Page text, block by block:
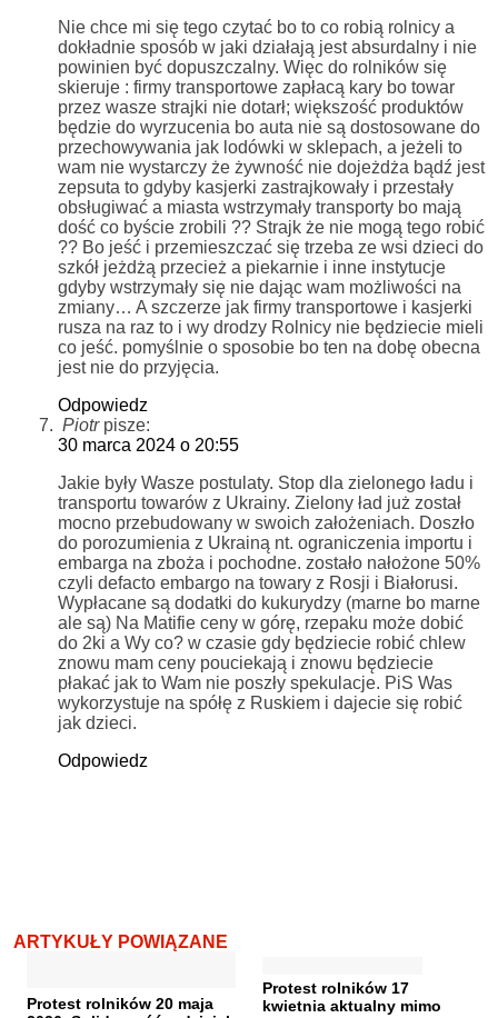
Nie chce mi się tego czytać bo to co robią rolnicy a
dokładnie sposób w jaki działają jest absurdalny i nie
powinien być dopuszczalny. Więc do rolników się
skieruje : firmy transportowe zapłacą kary bo towar
przez wasze strajki nie dotarł; większość produktów
będzie do wyrzucenia bo auta nie są dostosowane do
przechowywania jak lodówki w sklepach, a jeżeli to
wam nie wystarczy że żywność nie dojeżdża bądź jest
zepsuta to gdyby kasjerki zastrajkowały i przestały
obsługiwać a miasta wstrzymały transporty bo mają
dość co byście zrobili ?? Strajk że nie mogą tego robić
?? Bo jeść i przemieszczać się trzeba ze wsi dzieci do
szkół jeżdżą przecież a piekarnie i inne instytucje
gdyby wstrzymały się nie dając wam możliwości na
zmiany… A szczerze jak firmy transportowe i kasjerki
rusza na raz to i wy drodzy Rolnicy nie będziecie mieli
co jeść. pomyślnie o sposobie bo ten na dobę obecna
jest nie do przyjęcia.
Odpowiedz
Piotr pisze:
30 marca 2024 o 20:55
Jakie były Wasze postulaty. Stop dla zielonego ładu i
transportu towarów z Ukrainy. Zielony ład już został
mocno przebudowany w swoich założeniach. Doszło
do porozumienia z Ukrainą nt. ograniczenia importu i
embarga na zboża i pochodne. zostało nałożone 50%
czyli defacto embargo na towary z Rosji i Białorusi.
Wypłacane są dodatki do kukurydzy (marne bo marne
ale są) Na Matifie ceny w górę, rzepaku może dobić
do 2ki a Wy co? w czasie gdy będziecie robić chlew
znowu mam ceny pouciekają i znowu będziecie
płakać jak to Wam nie poszły spekulacje. PiS Was
wykorzystuje na spółę z Ruskiem i dajecie się robić
jak dzieci.
Odpowiedz
ARTYKUŁY POWIĄZANE
Protest rolników 20 maja
Protest rolników 17
kwietnia aktualny mimo